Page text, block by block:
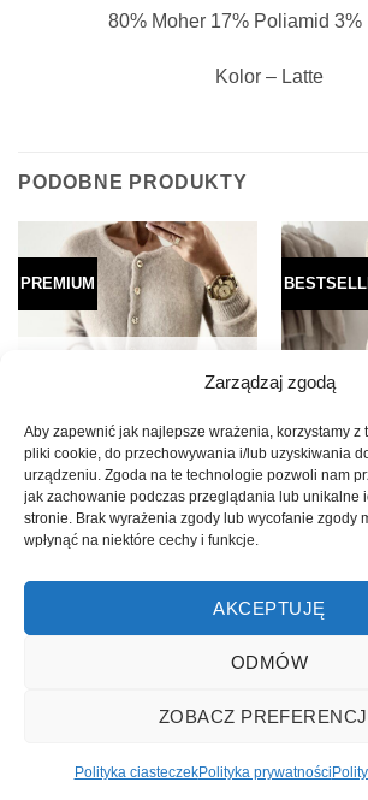
Zarządzaj zgodą
Aby zapewnić jak najlepsze wrażenia, korzystamy z
pliki cookie, do przechowywania i/lub uzyskiwania
urządzeniu. Zgoda na te technologie pozwoli nam
jak zachowanie podczas przeglądania lub unikalne
stronie. Brak wyrażenia zgody lub wycofanie zgody
wpłynąć na niektóre cechy i funkcje.
AKCEPTUJĘ
ODMÓW
ZOBACZ
Polityka ciasteczekPolityka prywatności
80% Moher 17% Poliamid 3%
Kolor – Latte
PODOBNE PRODUKTY
PREMIUM
BRAK W MAGAZYNIE
ROZPINANY SWETER
MOHER / MERYNOS GINA
289.99zł
SWETRY
Copyright 2026 ©NinaB| Projekt i